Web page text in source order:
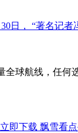
日， “著名记者
全球航线，任何
即下载 飘雪看